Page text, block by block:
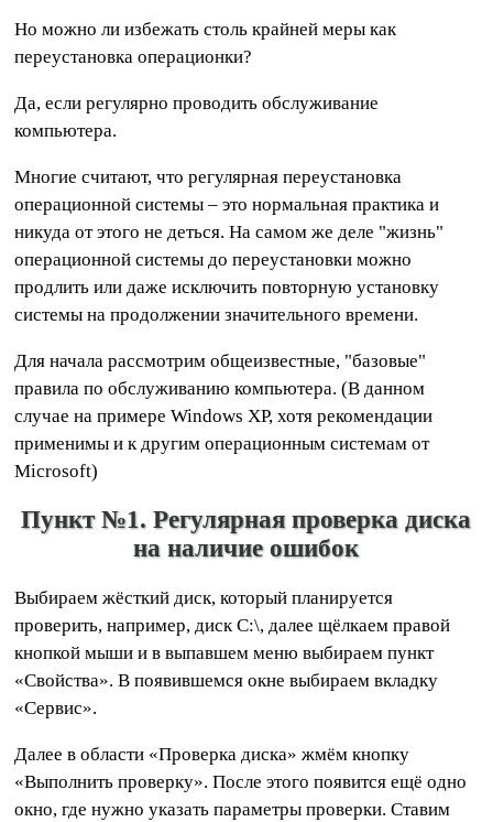
Но можно ли избежать столь крайней меры как
переустановка операционки?
Да, если регулярно проводить обслуживание
компьютера.
Многие считают, что регулярная переустановка
операционной системы – это нормальная практика и
никуда от этого не деться. На самом же деле "жизнь"
операционной системы до переустановки можно
продлить или даже исключить повторную установку
системы на продолжении значительного времени.
Для начала рассмотрим общеизвестные, "базовые"
правила по обслуживанию компьютера. (В данном
случае на примере Windows XP, хотя рекомендации
применимы и к другим операционным системам от
Microsoft)
Пункт №1. Регулярная проверка диска
на наличие ошибок
Выбираем жёсткий диск, который планируется
проверить, например, диск C:\, далее щёлкаем правой
кнопкой мыши и в выпавшем меню выбираем пункт
«Свойства». В появившемся окне выбираем вкладку
«Сервис».
Далее в области «Проверка диска» жмём кнопку
«Выполнить проверку». После этого появится ещё одно
окно, где нужно указать параметры проверки. Ставим